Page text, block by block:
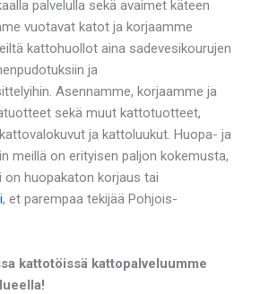
palvelulla sekä avaimet käteen
vuotavat katot ja korjaamme
kattohuollot aina sadevesikourujen
ja
Asennamme, korjaamme ja
sekä muut kattotuotteet,
ja kattoluukut. Huopa- ja
meillä on erityisen paljon kokemusta,
huopakaton korjaus tai
, et parempaa tekijää Pohjois-
kattotöissä kattopalveluumme